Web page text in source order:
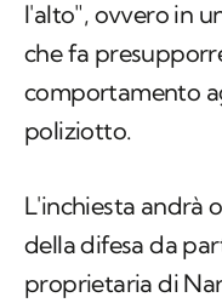
l'alto", ovvero in
che fa
comportamento
poliziotto.
L'inchiesta andrà
della difesa da
proprietaria di